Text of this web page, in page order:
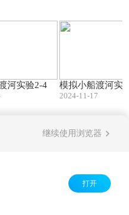
河实验2-4 模拟小船渡河实
2024-11-17
继续使用浏览器
打开